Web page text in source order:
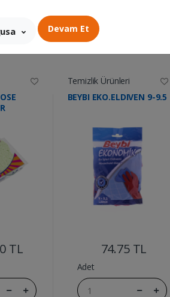
TL
Temizlik Ürünleri
BEYBI EKO.ELDIVEN 9-9.5
74.75 TL
Adet
Devam Et